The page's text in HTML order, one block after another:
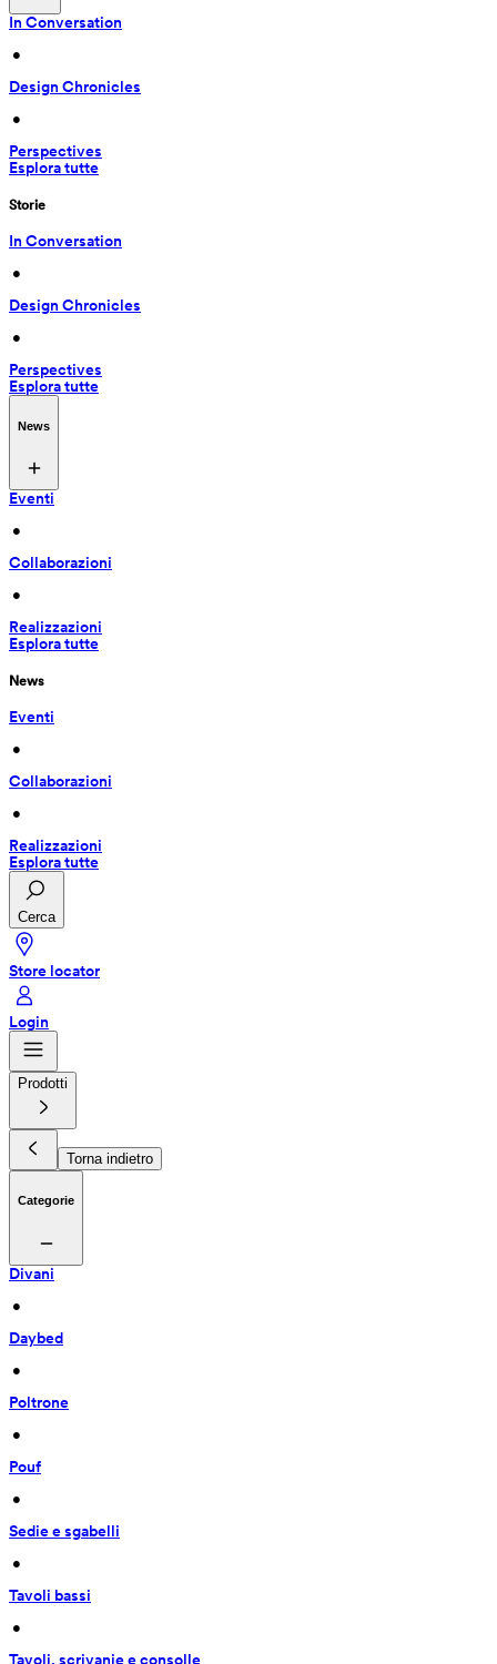
In Conversation
•
Design Chronicles
•
Perspectives
Esplora tutte
Storie
In Conversation
•
Design Chronicles
•
Perspectives
Esplora tutte
News
Eventi
•
Collaborazioni
•
Realizzazioni
Esplora tutte
News
Eventi
•
Collaborazioni
•
Realizzazioni
Esplora tutte
Cerca
Store locator
Login
Prodotti
Torna indietro
Categorie
Divani
•
Daybed
•
Poltrone
•
Pouf
•
Sedie e sgabelli
•
Tavoli bassi
•
Tavoli, scrivanie e consolle